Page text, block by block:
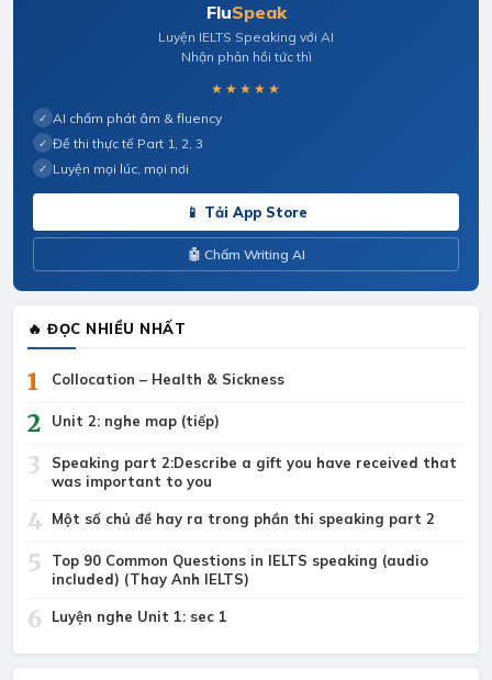
FluSpeak
Luyện IELTS Speaking với AI
Nhận phản hồi tức thì
★★★★★
✓ AI chấm phát âm & fluency
✓ Đề thi thực tế Part 1, 2, 3
✓ Luyện mọi lúc, mọi nơi
📱 Tải App Store
🤖 Chấm Writing AI
🔥 ĐỌC NHIỀU NHẤT
1 Collocation – Health & Sickness
2 Unit 2: nghe map (tiếp)
3
Speaking part 2:Describe a gift you have received that
was important to you
4 Một số chủ đề hay ra trong phần thi speaking part 2
5
Top 90 Common Questions in IELTS speaking (audio
included) (Thay Anh IELTS)
6 Luyện nghe Unit 1: sec 1